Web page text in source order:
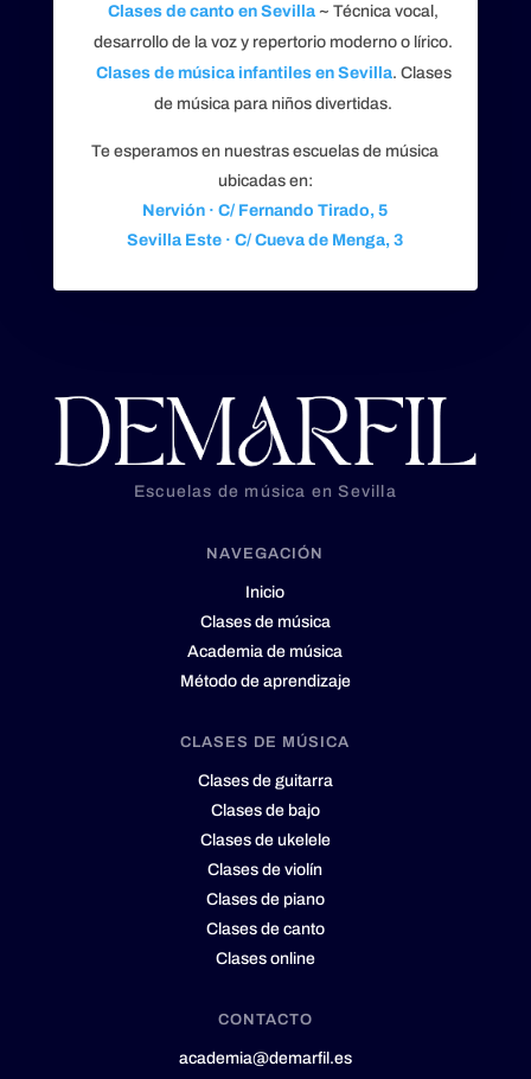
Clases de canto en Sevilla ~ Técnica vocal,
desarrollo de la voz y repertorio moderno o lírico.
Clases de música infantiles en Sevilla. Clases
de música para niños divertidas.
Te esperamos en nuestras escuelas de música
ubicadas en:
Nervión · C/ Fernando Tirado, 5
Sevilla Este · C/ Cueva de Menga, 3
Escuelas de música en Sevilla
NAVEGACIÓN
Inicio
Clases de música
Academia de música
Método de aprendizaje
CLASES DE MÚSICA
Clases de guitarra
Clases de bajo
Clases de ukelele
Clases de violín
Clases de piano
Clases de canto
Clases online
CONTACTO
academia@demarfil.es